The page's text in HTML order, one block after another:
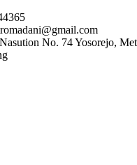
No. 74 Yosorejo,